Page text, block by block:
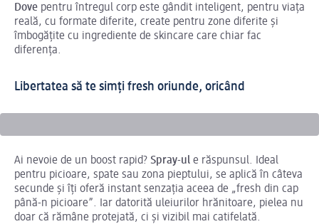
Dove pentru întregul corp este gândit inteligent, pentru viața
reală, cu formate diferite, create pentru zone diferite și
îmbogățite cu ingrediente de skincare care chiar fac
diferența.
Libertatea să te simți fresh oriunde, oricând
Ai nevoie de un boost rapid? Spray-ul e răspunsul. Ideal
pentru picioare, spate sau zona pieptului, se aplică în câteva
secunde și îți oferă instant senzația aceea de „fresh din cap
până-n picioare”. Iar datorită uleiurilor hrănitoare, pielea nu
doar că rămâne protejată, ci și vizibil mai catifelată.